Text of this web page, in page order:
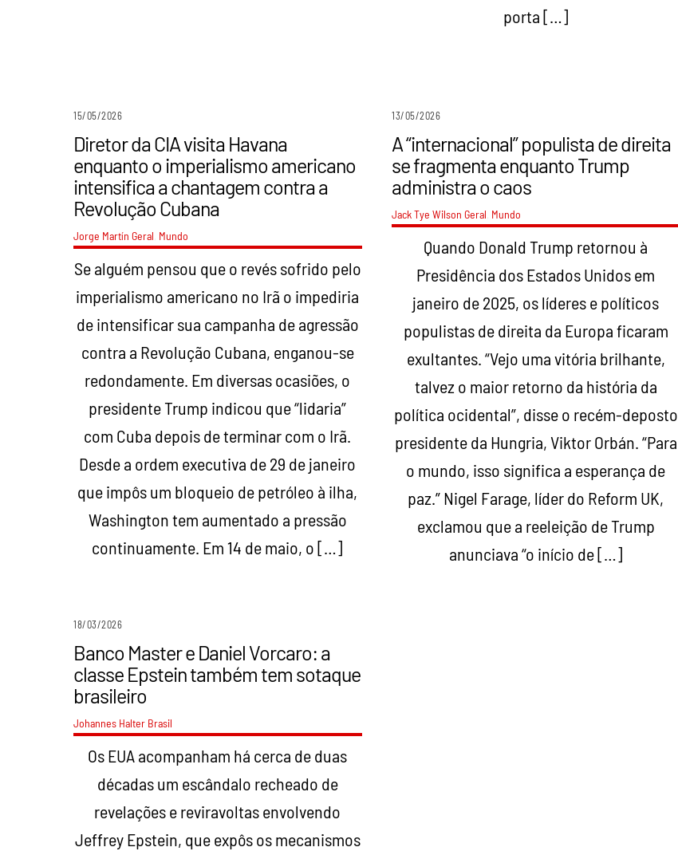
porta […]
15/05/2026
Diretor da CIA visita Havana
enquanto o imperialismo americano
intensifica a chantagem contra a
Revolução Cubana
Jorge Martín Geral Mundo
Se alguém pensou que o revés sofrido pelo
imperialismo americano no Irã o impediria
de intensificar sua campanha de agressão
contra a Revolução Cubana, enganou-se
redondamente. Em diversas ocasiões, o
presidente Trump indicou que “lidaria”
com Cuba depois de terminar com o Irã.
Desde a ordem executiva de 29 de janeiro
que impôs um bloqueio de petróleo à ilha,
Washington tem aumentado a pressão
continuamente. Em 14 de maio, o […]
13/05/2026
A “internacional” populista de direita
se fragmenta enquanto Trump
administra o caos
Jack Tye Wilson Geral Mundo
Quando Donald Trump retornou à
Presidência dos Estados Unidos em
janeiro de 2025, os líderes e políticos
populistas de direita da Europa ficaram
exultantes. “Vejo uma vitória brilhante,
talvez o maior retorno da história da
política ocidental”, disse o recém-deposto
presidente da Hungria, Viktor Orbán. “Para
o mundo, isso significa a esperança de
paz.” Nigel Farage, líder do Reform UK,
exclamou que a reeleição de Trump
anunciava “o início de […]
18/03/2026
Banco Master e Daniel Vorcaro: a
classe Epstein também tem sotaque
brasileiro
Johannes Halter Brasil
Os EUA acompanham há cerca de duas
décadas um escândalo recheado de
revelações e reviravoltas envolvendo
Jeffrey Epstein, que expôs os mecanismos